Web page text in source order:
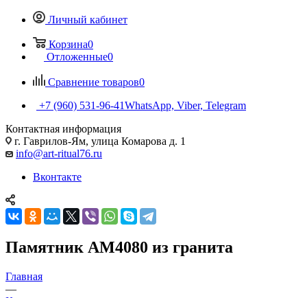
Личный кабинет
Корзина0
Отложенные0
Сравнение товаров0
+7 (960) 531-96-41WhatsApp, Viber, Telegram
Контактная информация
г. Гаврилов-Ям, улица Комарова д. 1
info@art-ritual76.ru
Вконтакте
Памятник AM4080 из гранита
Главная
—